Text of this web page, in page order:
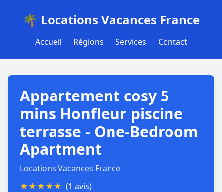
🌴 Locations Vacances France
Accueil Régions Services Contact
Appartement cosy 5
mins Honfleur piscine
terrasse - One-Bedroom
Apartment
Locations Vacances France
★★★★★ (1 avis)